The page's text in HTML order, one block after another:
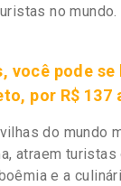
no mundo.
você pode
por R$ 137
do
atraem
e a